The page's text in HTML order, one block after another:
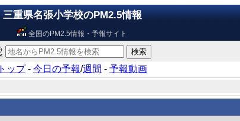
三重県名張小学校のPM2.5情報
全国のPM2.5情報・予報サイト
トップ- 今日の予報/週間 - 予報動画